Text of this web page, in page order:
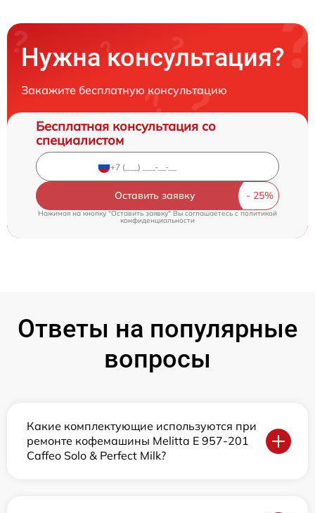
Нужна консультация?
Закажите бесплатную консультацию
Бесплатная консультация со
специалистом
Оставить заявку
Нажимая на кнопку "Оставить заявку" Вы соглашаетесь cполитикой
конфиденциальности
Ответы на популярные
вопросы
Какие комплектующие используются при
ремонте кофемашины Melitta E 957-201
Caffeo Solo & Perfect Milk?